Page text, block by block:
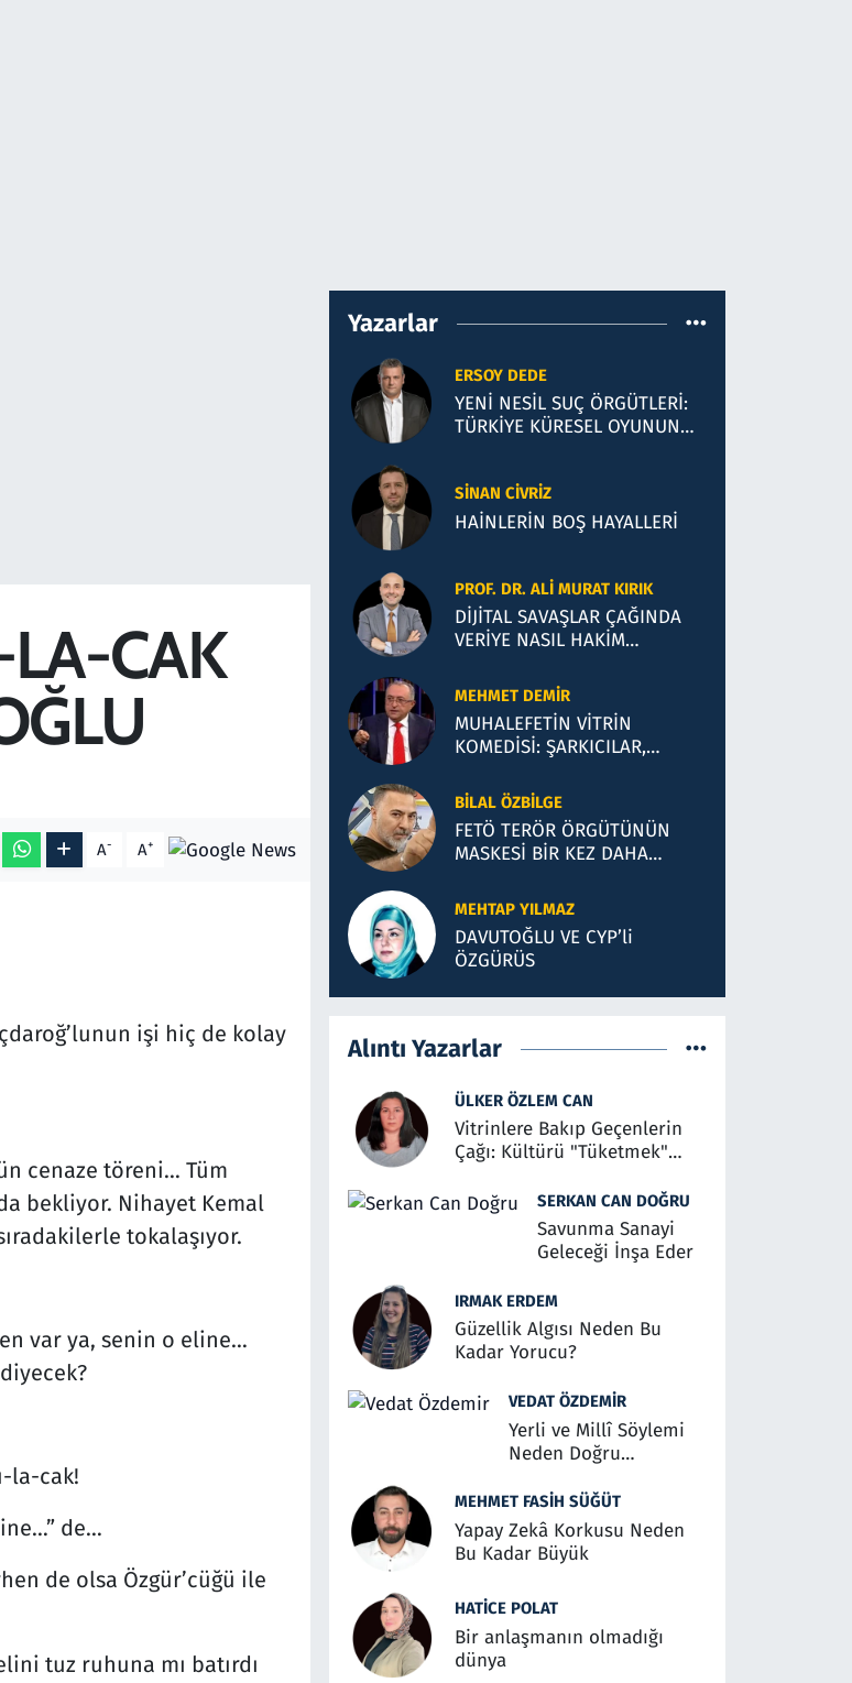
CAK
A- A+
işi hiç de kolay
cenaze töreni… Tüm
bekliyor. Nihayet Kemal
tokalaşıyor.
var ya, senin o eline…
la-cak!
de…
de olsa Özgür’cüğü ile
tuz ruhuna mı batırdı
Yazarlar
ERSOY DEDE
YENİ NESİL SUÇ ÖRGÜTLERİ:
TÜRKİYE KÜRESEL OYUNUN
SINAN CIVRIZ
HAİNLERİN BOŞ HAYALLERİ
PROF. DR. ALI MURAT KIRIK
DİJİTAL SAVAŞLAR ÇAĞINDA
VERİYE NASIL HAKİM
MEHMET DEMIR
MUHALEFETİN VİTRİN
KOMEDİSİ: ŞARKICILAR,
İLLÜZYONLAR
BILAL ÖZBILGE
FETÖ TERÖR ÖRGÜTÜNÜN
MASKESİ BİR KEZ DAHA
MEHTAP YILMAZ
DAVUTOĞLU VE CYP’li
ÖZGÜRÜS
Alıntı Yazarlar
ÜLKER ÖZLEM CAN
Vitrinlere Bakıp Geçenlerin
Çağı: Kültürü "Tüketmek"
SERKAN CAN DOĞRU
Savunma Sanayi
Geleceği İnşa Eder
IRMAK ERDEM
Güzellik Algısı Neden Bu
Kadar Yorucu?
VEDAT ÖZDEMIR
Yerli ve Millî Söylemi
Neden Doğru
MEHMET FASIH SÜĞÜT
Yapay Zekâ Korkusu Neden
Bu Kadar Büyük
HATICE POLAT
Bir anlaşmanın olmadığı
dünya